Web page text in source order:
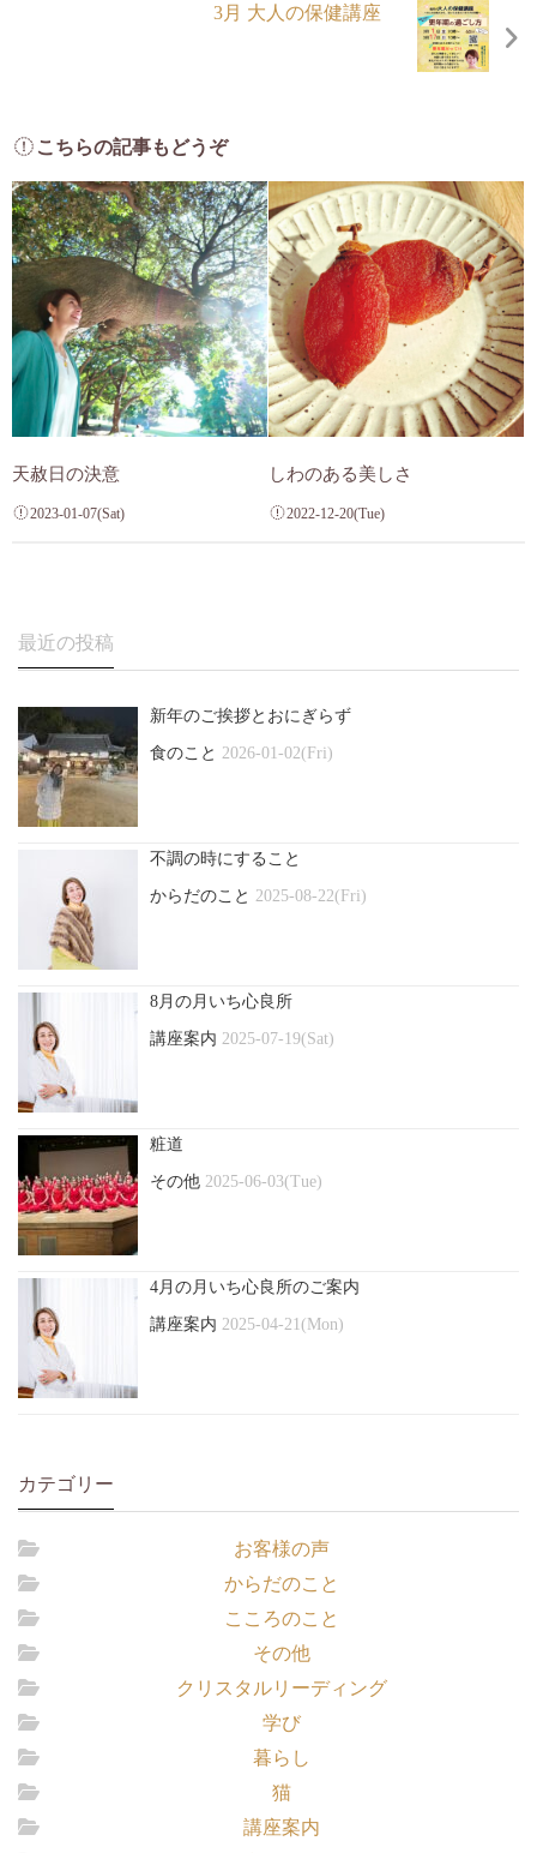
3月 大人の保健講座
こちらの記事もどうぞ
天赦日の決意
2023-01-07(Sat)
しわのある美しさ
2022-12-20(Tue)
最近の投稿
新年のご挨拶とおにぎらず
食のこと 2026-01-02(Fri)
不調の時にすること
からだのこと 2025-08-22(Fri)
8月の月いち心良所
講座案内 2025-07-19(Sat)
粧道
その他 2025-06-03(Tue)
4月の月いち心良所のご案内
講座案内 2025-04-21(Mon)
カテゴリー
お客様の声
からだのこと
こころのこと
その他
クリスタルリーディング
学び
暮らし
猫
講座案内